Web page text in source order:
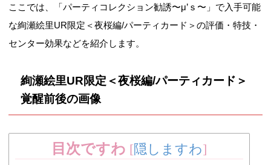
ここでは、「パーティコレクション勧誘〜μ’ｓ〜」で入手可能
な絢瀬絵里UR限定＜夜桜編/パーティカード＞の評価・特技・
センター効果などを紹介します。
絢瀬絵里UR限定＜夜桜編/パーティカード＞
覚醒前後の画像
目次ですわ [隠しますわ]